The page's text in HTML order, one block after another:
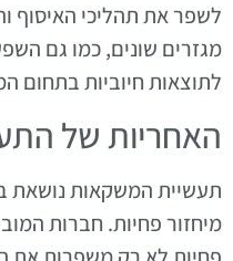
לשפר את תהליכי האיסוף
מגזרים שונים, כמו גם
לתוצאות חיוביות בתחום
האחריות של
תעשיית המשקאות נושאת
מיחזור פחיות. חברות